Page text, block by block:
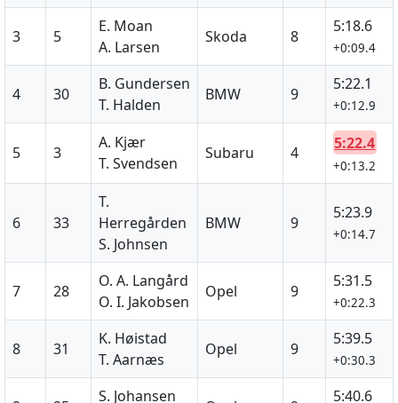
3 5
E. Moan
A. Larsen
Skoda 8
5:18.6
+0:09.4
4 30
B. Gundersen
T. Halden
BMW 9
5:22.1
+0:12.9
5 3
A. Kjær
T. Svendsen
Subaru 4
5:22.4
+0:13.2
6 33
T.
Herregården
S. Johnsen
BMW 9
5:23.9
+0:14.7
7 28
O. A. Langård
O. I. Jakobsen
Opel 9
5:31.5
+0:22.3
8 31
K. Høistad
T. Aarnæs
Opel 9
5:39.5
+0:30.3
S. Johansen
5:40.6